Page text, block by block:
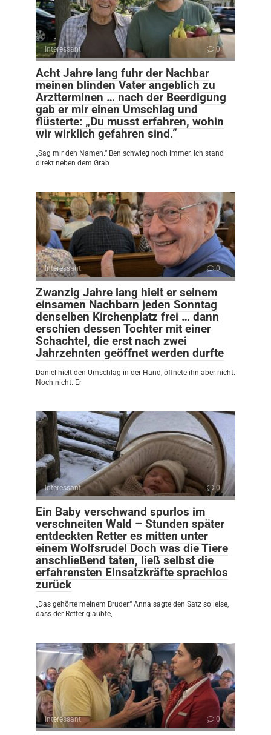
Interessant 0
Acht Jahre lang fuhr der Nachbar
meinen blinden Vater angeblich zu
Arztterminen … nach der Beerdigung
gab er mir einen Umschlag und
flüsterte: „Du musst erfahren, wohin
wir wirklich gefahren sind.“
„Sag mir den Namen.“ Ben schwieg noch immer. Ich stand
direkt neben dem Grab
Interessant 0
Zwanzig Jahre lang hielt er seinem
einsamen Nachbarn jeden Sonntag
denselben Kirchenplatz frei … dann
erschien dessen Tochter mit einer
Schachtel, die erst nach zwei
Jahrzehnten geöffnet werden durfte
Daniel hielt den Umschlag in der Hand, öffnete ihn aber nicht.
Noch nicht. Er
Interessant 0
Ein Baby verschwand spurlos im
verschneiten Wald – Stunden später
entdeckten Retter es mitten unter
einem Wolfsrudel Doch was die Tiere
anschließend taten, ließ selbst die
erfahrensten Einsatzkräfte sprachlos
zurück
„Das gehörte meinem Bruder.“ Anna sagte den Satz so leise,
dass der Retter glaubte,
Interessant 0